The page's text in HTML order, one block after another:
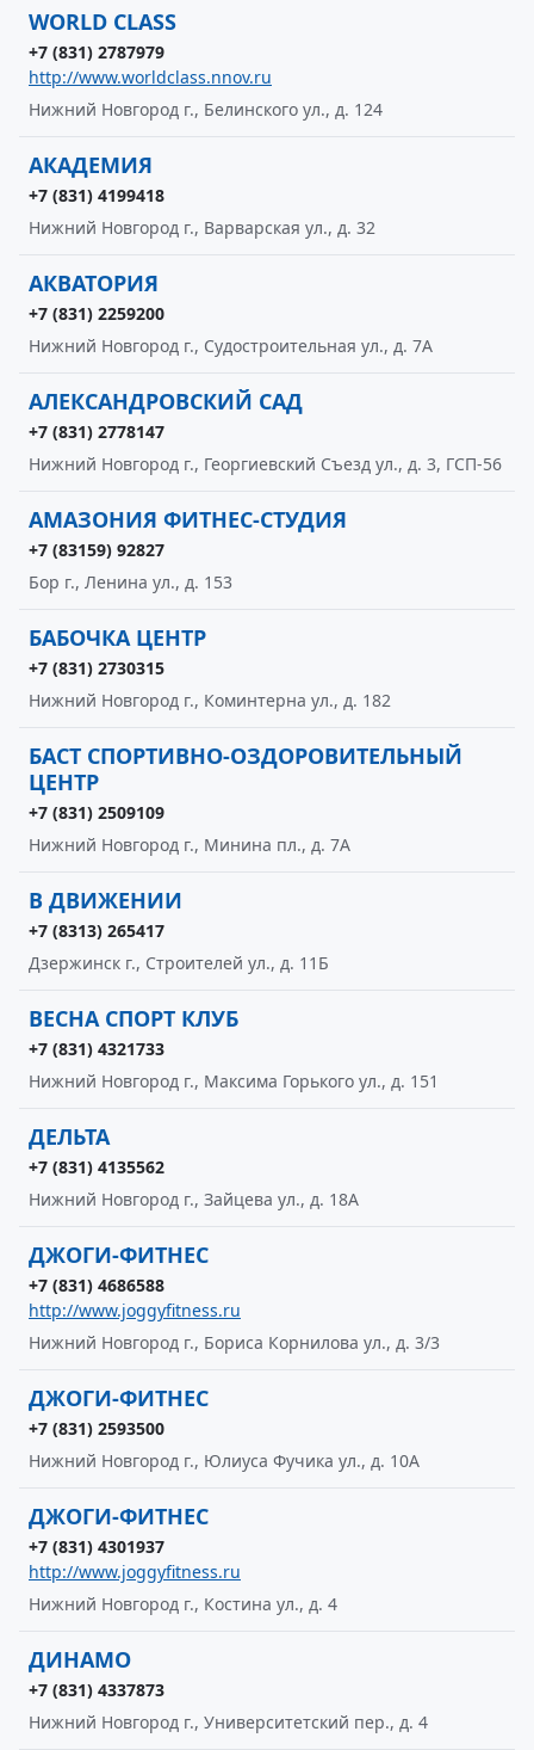
WORLD CLASS
+7 (831) 2787979
http://www.worldclass.nnov.ru
Нижний Новгород г., Белинского ул., д. 124
АКАДЕМИЯ
+7 (831) 4199418
Нижний Новгород г., Варварская ул., д. 32
АКВАТОРИЯ
+7 (831) 2259200
Нижний Новгород г., Судостроительная ул., д. 7А
АЛЕКСАНДРОВСКИЙ САД
+7 (831) 2778147
Нижний Новгород г., Георгиевский Съезд ул., д. 3, ГСП-56
АМАЗОНИЯ ФИТНЕС-СТУДИЯ
+7 (83159) 92827
Бор г., Ленина ул., д. 153
БАБОЧКА ЦЕНТР
+7 (831) 2730315
Нижний Новгород г., Коминтерна ул., д. 182
БАСТ СПОРТИВНО-ОЗДОРОВИТЕЛЬНЫЙ
ЦЕНТР
+7 (831) 2509109
Нижний Новгород г., Минина пл., д. 7А
В ДВИЖЕНИИ
+7 (8313) 265417
Дзержинск г., Строителей ул., д. 11Б
ВЕСНА СПОРТ КЛУБ
+7 (831) 4321733
Нижний Новгород г., Максима Горького ул., д. 151
ДЕЛЬТА
+7 (831) 4135562
Нижний Новгород г., Зайцева ул., д. 18А
ДЖОГИ-ФИТНЕС
+7 (831) 4686588
http://www.joggyfitness.ru
Нижний Новгород г., Бориса Корнилова ул., д. 3/3
ДЖОГИ-ФИТНЕС
+7 (831) 2593500
Нижний Новгород г., Юлиуса Фучика ул., д. 10А
ДЖОГИ-ФИТНЕС
+7 (831) 4301937
http://www.joggyfitness.ru
Нижний Новгород г., Костина ул., д. 4
ДИНАМО
+7 (831) 4337873
Нижний Новгород г., Университетский пер., д. 4